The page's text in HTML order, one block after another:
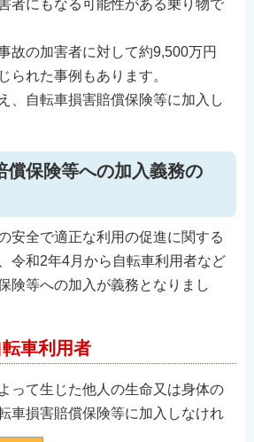
者にもなる可能性がある乗り物で
故の加害者に対して約9,500万円
られた事例もあります。
、自転車損害賠償保険等に加入し
償保険等への加入義務の
安全で適正な利用の促進に関する
令和2年4月から自転車利用者など
険等への加入が義務となりまし
転車利用者
って生じた他人の生命又は身体の
車損害賠償保険等に加入しなけれ